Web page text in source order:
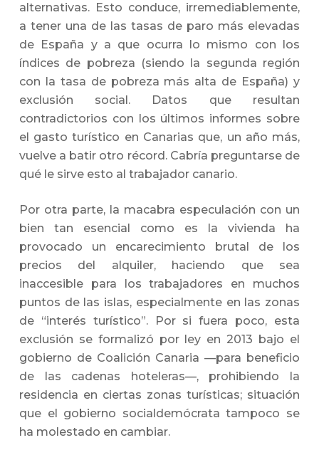
alternativas. Esto conduce, irremediablemente,
a tener una de las tasas de paro más elevadas
de España y a que ocurra lo mismo con los
índices de pobreza (siendo la segunda región
con la tasa de pobreza más alta de España) y
exclusión social. Datos que resultan
contradictorios con los últimos informes sobre
el gasto turístico en Canarias que, un año más,
vuelve a batir otro récord. Cabría preguntarse de
qué le sirve esto al trabajador canario.
Por otra parte, la macabra especulación con un
bien tan esencial como es la vivienda ha
provocado un encarecimiento brutal de los
precios del alquiler, haciendo que sea
inaccesible para los trabajadores en muchos
puntos de las islas, especialmente en las zonas
de “interés turístico”. Por si fuera poco, esta
exclusión se formalizó por ley en 2013 bajo el
gobierno de Coalición Canaria —para beneficio
de las cadenas hoteleras—, prohibiendo la
residencia en ciertas zonas turísticas; situación
que el gobierno socialdemócrata tampoco se
ha molestado en cambiar.